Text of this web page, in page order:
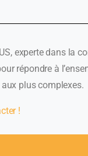
experte dans la
répondre à
plus complexes.
!